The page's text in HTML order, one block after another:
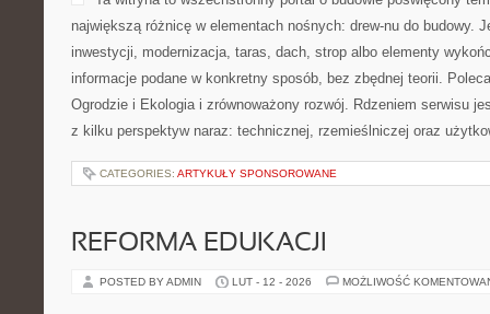
największą różnicę w elementach nośnych: drew-nu do budowy.
inwestycji, modernizacja, taras, dach, strop albo elementy
informacje podane w konkretny sposób, bez zbędnej teorii.
Ogrodzie i Ekologia i zrównoważony rozwój. Rdzeniem serwisu
z kilku perspektyw naraz: technicznej, rzemieślniczej oraz
CATEGORIES: ARTYKUŁY SPONSOROWANE
REFORMA EDUKACJI
POSTED BY ADMIN LUT - 12 - 2026 MOŻLIWOŚĆ